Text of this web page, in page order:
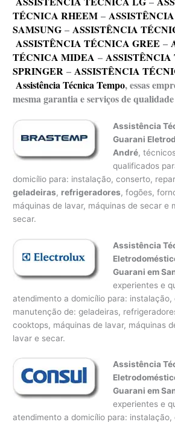
TÉCNICA RHEEM –
SAMSUNG –ASSISTÊNCIA
ASSISTÊNCIA TÉCNICA GREE –
TÉCNICA MIDEA –
SPRINGER –ASSISTÊNCIA
Assistência Técnica Tempo, essas
mesma garantia e serviços de
Assistência
Guarani
André,
qualificados
domicílio para: instalação, conserto,
geladeiras, refrigeradores, fogões,
máquinas de lavar, máquinas de secar e
secar.
Assistência
Guarani em
experientes e
atendimento a domicílio para:
manutenção de: geladeiras,
cooktops, máquinas de lavar, máquinas
lavar e secar.
Assistência
Guarani em
experientes e
atendimento a domicílio para: